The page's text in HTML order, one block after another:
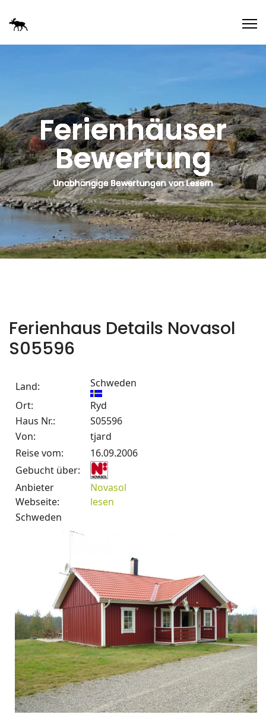
Ferienhäuser
Bewertung
Unabhängige Bewertungen von Lesern
Ferienhaus Details Novasol
S05596
Land:
Schweden
Ort:
Ryd
Haus Nr.:
S05596
Von:
tjard
Reise vom:
16.09.2006
Gebucht über:
Anbieter
Webseite:
Novasol
lesen
Schweden